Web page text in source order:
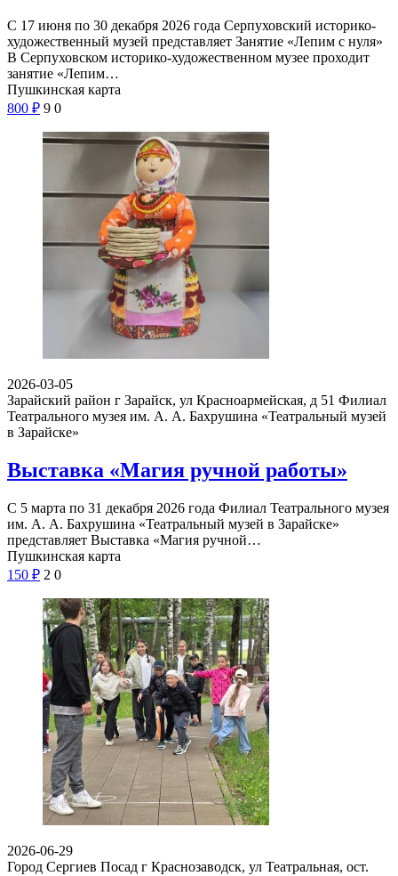
С 17 июня по 30 декабря 2026 года Серпуховский историко-
художественный музей представляет Занятие «Лепим с нуля»
В Серпуховском историко-художественном музее проходит
занятие «Лепим…
Пушкинская карта
800 ₽ 9 0
2026-03-05
Зарайский район г Зарайск, ул Красноармейская, д 51 Филиал
Театрального музея им. А. А. Бахрушина «Театральный музей
в Зарайске»
Выставка «Магия ручной работы»
С 5 марта по 31 декабря 2026 года Филиал Театрального музея
им. А. А. Бахрушина «Театральный музей в Зарайске»
представляет Выставка «Магия ручной…
Пушкинская карта
150 ₽ 2 0
2026-06-29
Город Сергиев Посад г Краснозаводск, ул Театральная, ост.